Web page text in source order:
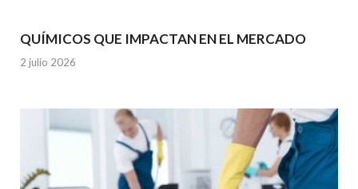
QUÍMICOS QUE IMPACTAN EN EL MERCADO
2 julio 2026